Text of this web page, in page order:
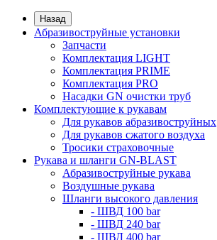
Назад
Абразивоструйные установки
Запчасти
Комплектация LIGHT
Комплектация PRIME
Комплектация PRO
Насадки GN очистки труб
Комплектующие к рукавам
Для рукавов абразивоструйных
Для рукавов сжатого воздуха
Тросики страховочные
Рукава и шланги GN-BLAST
Абразивоструйные рукава
Воздушные рукава
Шланги высокого давления
- ШВД 100 bar
- ШВД 240 bar
- ШВД 400 bar